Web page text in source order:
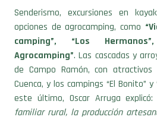
Senderismo, excursiones en
opciones de agrocamping, como
camping”, “Los
Agrocamping”. Las cascadas y
de Campo Ramón, con
Cuenca, y los campings “El Bonito” y
este último, Oscar Arruga explicó:
familiar rural, la producción